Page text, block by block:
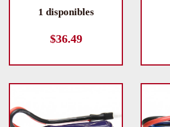
1 disponibles
$36.49